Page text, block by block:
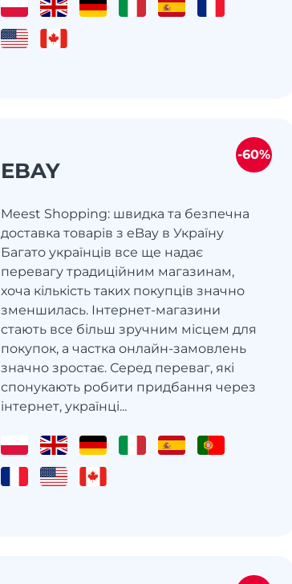
EBAY
Meest Shopping: швидка та безпечна
доставка товарів з eBay в Україну
Багато українців все ще надає
перевагу традиційним магазинам,
хоча кількість таких покупців значно
зменшилась. Інтернет-магазини
стають все більш зручним місцем для
покупок, а частка онлайн-замовлень
значно зростає. Серед переваг, які
спонукають робити придбання через
інтернет, українці...
-60%